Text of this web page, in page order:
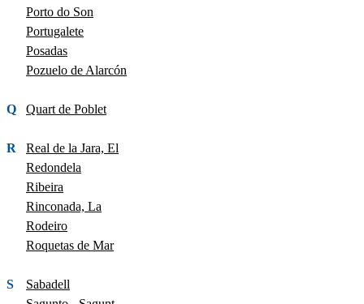
Porto do Son
Portugalete
Posadas
Pozuelo de Alarcón
Q Quart de Poblet
R
Real de la Jara, El
Redondela
Ribeira
Rinconada, La
Rodeiro
Roquetas de Mar
S
Sabadell